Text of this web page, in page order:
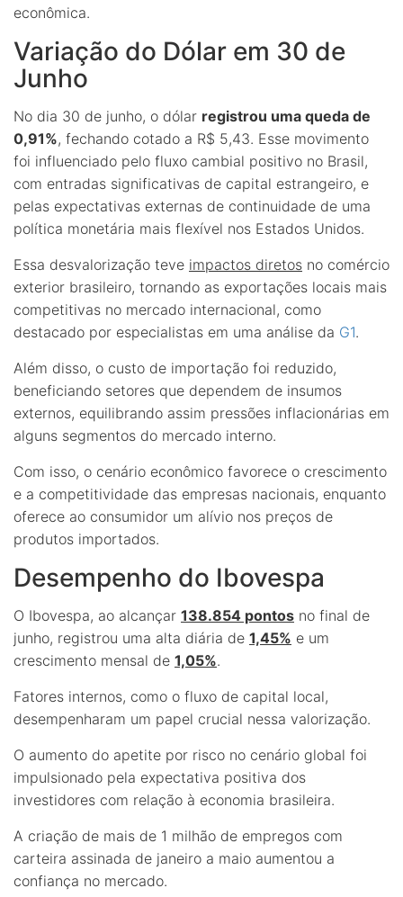
econômica.
Variação do Dólar em 30 de
Junho
No dia 30 de junho, o dólar registrou uma queda de
0,91%, fechando cotado a R$ 5,43. Esse movimento
foi influenciado pelo fluxo cambial positivo no Brasil,
com entradas significativas de capital estrangeiro, e
pelas expectativas externas de continuidade de uma
política monetária mais flexível nos Estados Unidos.
Essa desvalorização teve impactos diretos no comércio
exterior brasileiro, tornando as exportações locais mais
competitivas no mercado internacional, como
destacado por especialistas em uma análise da G1.
Além disso, o custo de importação foi reduzido,
beneficiando setores que dependem de insumos
externos, equilibrando assim pressões inflacionárias em
alguns segmentos do mercado interno.
Com isso, o cenário econômico favorece o crescimento
e a competitividade das empresas nacionais, enquanto
oferece ao consumidor um alívio nos preços de
produtos importados.
Desempenho do Ibovespa
O Ibovespa, ao alcançar 138.854 pontos no final de
junho, registrou uma alta diária de 1,45% e um
crescimento mensal de 1,05%.
Fatores internos, como o fluxo de capital local,
desempenharam um papel crucial nessa valorização.
O aumento do apetite por risco no cenário global foi
impulsionado pela expectativa positiva dos
investidores com relação à economia brasileira.
A criação de mais de 1 milhão de empregos com
carteira assinada de janeiro a maio aumentou a
confiança no mercado.